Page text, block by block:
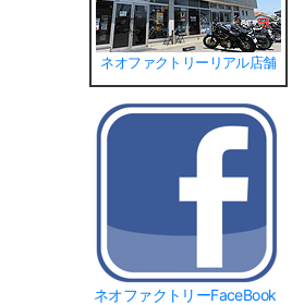
ネオファクトリーリアル店舗
ネオファクトリーFaceBook